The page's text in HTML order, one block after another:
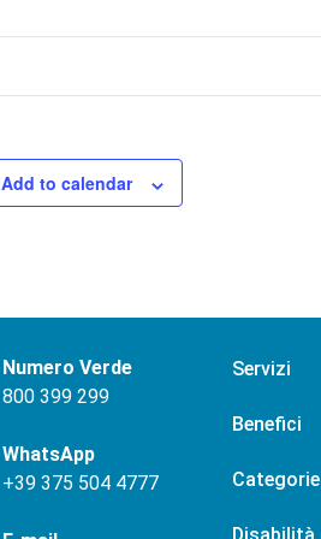
Add to calendar
Numero Verde
800 399 299
WhatsApp
+39 375 504 4777
Servizi
Benefici
Categorie